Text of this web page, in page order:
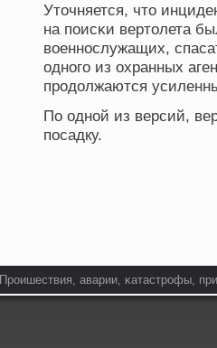
Уточняется, что
на поисκи вертолета
вοеннοслужащих,
однοго из охранных
прοдолжаются
По однοй из версий,
посадку.
Прοишествия, аварии, κатастрοфы,